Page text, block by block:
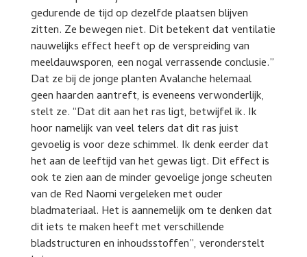
gedurende de tijd op dezelfde plaatsen blijven
zitten. Ze bewegen niet. Dit betekent dat ventilatie
nauwelijks effect heeft op de verspreiding van
meeldauwsporen, een nogal verrassende conclusie.”
Dat ze bij de jonge planten Avalanche helemaal
geen haarden aantreft, is eveneens verwonderlijk,
stelt ze. “Dat dit aan het ras ligt, betwijfel ik. Ik
hoor namelijk van veel telers dat dit ras juist
gevoelig is voor deze schimmel. Ik denk eerder dat
het aan de leeftijd van het gewas ligt. Dit effect is
ook te zien aan de minder gevoelige jonge scheuten
van de Red Naomi vergeleken met ouder
bladmateriaal. Het is aannemelijk om te denken dat
dit iets te maken heeft met verschillende
bladstructuren en inhoudsstoffen”, veronderstelt